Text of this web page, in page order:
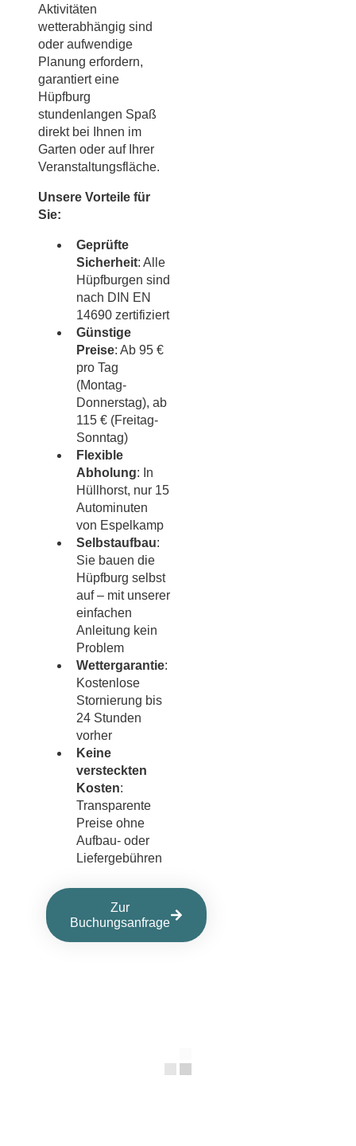
Aktivitäten
wetterabhängig sind
oder aufwendige
Planung erfordern,
garantiert eine
Hüpfburg
stundenlangen Spaß
direkt bei Ihnen im
Garten oder auf Ihrer
Veranstaltungsfläche.
Unsere Vorteile für
Sie:
Geprüfte
Sicherheit: Alle
Hüpfburgen sind
nach DIN EN
14690 zertifiziert
Günstige
Preise: Ab 95 €
pro Tag
(Montag-
Donnerstag), ab
115 € (Freitag-
Sonntag)
Flexible
Abholung: In
Hüllhorst, nur 15
Autominuten
von Espelkamp
Selbstaufbau:
Sie bauen die
Hüpfburg selbst
auf – mit unserer
einfachen
Anleitung kein
Problem
Wettergarantie:
Kostenlose
Stornierung bis
24 Stunden
vorher
Keine
versteckten
Kosten:
Transparente
Preise ohne
Aufbau- oder
Liefergebühren
Zur
Buchungsanfrage